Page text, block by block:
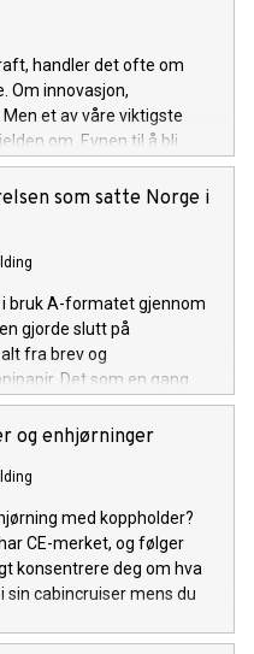
handler det ofte om
Om innovasjon,
et av våre viktigste
om. Evnen til å bli
som satte Norge i
i bruk A-formatet gjennom
gjorde slutt på
fra brev og
Det som en gang
er i dag en selvfølge.
og enhjørninger
med koppholder?
CE-merket, og følger
konsentrere deg om hva
cabincruiser mens du